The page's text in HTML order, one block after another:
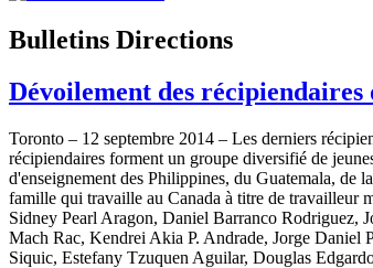
Bulletins Directions
Dévoilement des
Toronto – 12 septembre 2014 – Les derniers
récipiendaires forment un groupe diversifié de
d'enseignement des Philippines, du Guatemala, de
famille qui travaille au Canada à titre de travailleur
Sidney Pearl Aragon, Daniel Barranco Rodriguez,
Mach Rac, Kendrei Akia P. Andrade, Jorge Daniel
Siquic, Estefany Tzuquen Aguilar, Douglas